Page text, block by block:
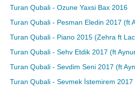
Turan Qubali - Ozune Yaxsi Bax 2016
Turan Qubali - Pesman Eledin 2017 (ft
Turan Qubali - Piano 2015 (Zehra ft
Turan Qubali - Sehv Etdik 2017 (ft
Turan Qubali - Sevdim Seni 2017 (ft
Turan Qubali - Sevmek İstemirem 2017